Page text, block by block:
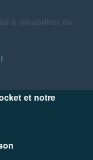
à réhabiliter de
et notre